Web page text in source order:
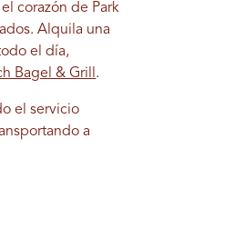
corazón de Park
Alquila una
el día,
Bagel & Grill .
el servicio
a